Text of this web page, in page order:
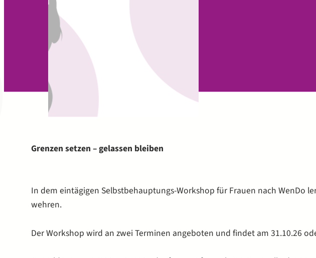
Grenzen setzen – gelassen bleiben
In dem eintägigen Selbstbehauptungs-Workshop für Frauen nach WenDo
wehren.
Der Workshop wird an zwei Terminen angeboten und findet am 31.10.26